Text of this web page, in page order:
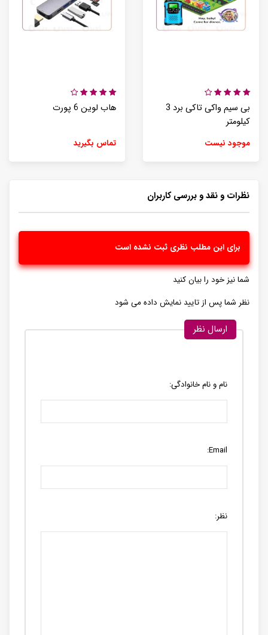
هاب لوین 6 پورت
تماس بگیرید
بی سیم واکی تاکی برد 3
کیلومتر
موجود نیست
نظرات و نقد و بررسی کاربران
برای این مطلب نظری ثبت نشده است
شما نیز خود را بیان کنید
نظر شما پس از تایید نمایش داده می شود
ارسال نظر
نام و نام خانوادگی:
Email:
نظر: